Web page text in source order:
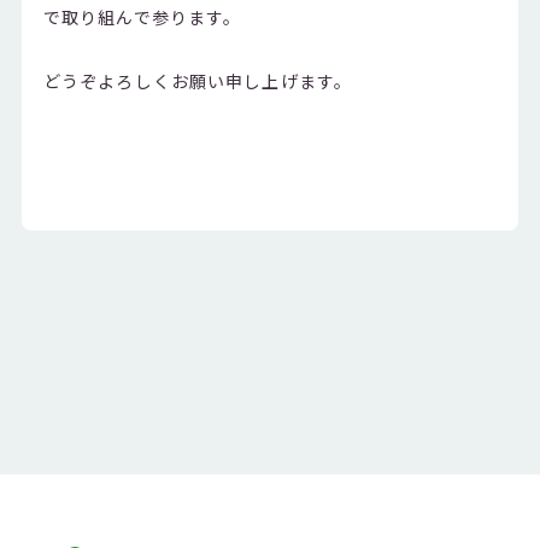
で取り組んで参ります。
どうぞよろしくお願い申し上げます。